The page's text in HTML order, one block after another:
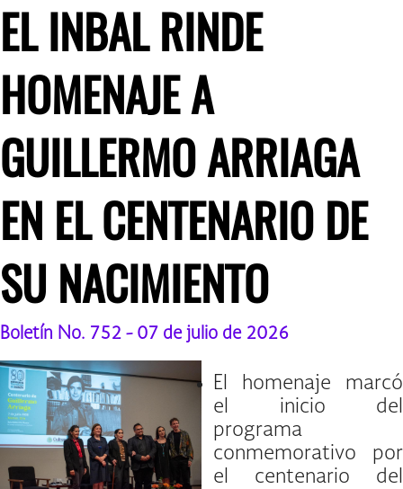
EL INBAL RINDE
HOMENAJE A
GUILLERMO ARRIAGA
EN EL CENTENARIO DE
SU NACIMIENTO
Boletín No. 752 - 07 de julio de 2026
El homenaje marcó
el inicio del
programa
conmemorativo por
el centenario del